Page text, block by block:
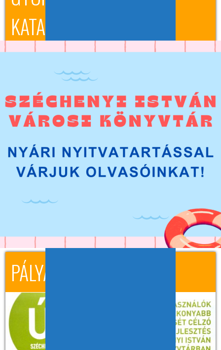
KATALÓGUSBAN
BEJELENTKEZÉS
20120821. A jelszó belépés után módosítható.
PÁLYÁZATOK